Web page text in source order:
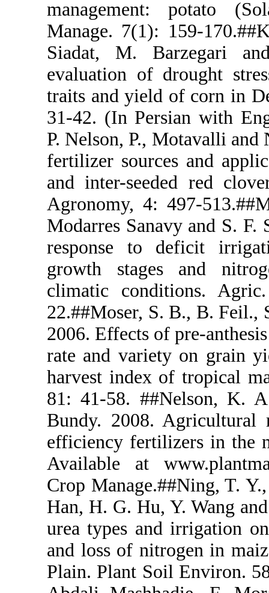
Manage.
Siadat, M.
evaluation
traits and
31-42. (In
P. Nelson,
fertilizer
and inter-
Agronomy,
Modarres
response
growth
climatic
2006.
rate and
harvest
81: 41-58.
Bundy.
efficiency
Available
Crop
Han, H. G.
urea types
and loss of
Plain. Plant